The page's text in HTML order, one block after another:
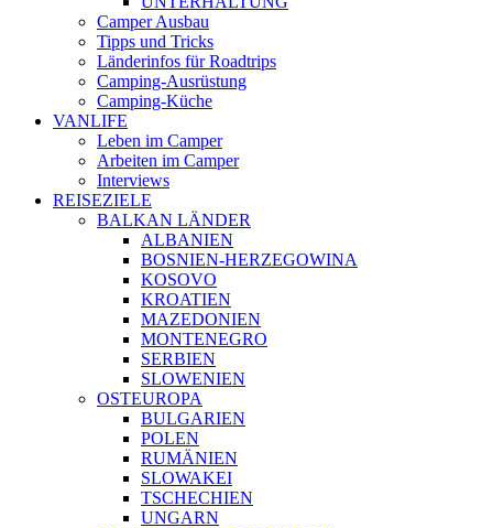
Camper Ausbau
Tipps und Tricks
Länderinfos für Roadtrips
Camping-Ausrüstung
Camping-Küche
VANLIFE
Leben im Camper
Arbeiten im Camper
Interviews
REISEZIELE
BALKAN LÄNDER
ALBANIEN
BOSNIEN-HERZEGOWINA
KOSOVO
KROATIEN
MAZEDONIEN
MONTENEGRO
SERBIEN
SLOWENIEN
OSTEUROPA
BULGARIEN
POLEN
RUMÄNIEN
SLOWAKEI
TSCHECHIEN
UNGARN